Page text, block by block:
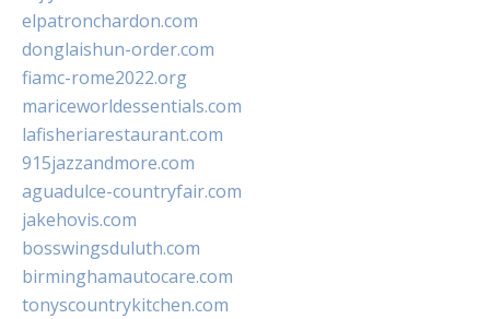
elpatronchardon.com
donglaishun-order.com
fiamc-rome2022.org
mariceworldessentials.com
lafisheriarestaurant.com
915jazzandmore.com
aguadulce-countryfair.com
jakehovis.com
bosswingsduluth.com
birminghamautocare.com
tonyscountrykitchen.com